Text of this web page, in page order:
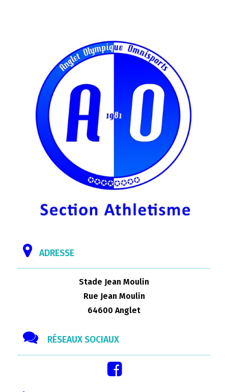
ADRESSE
Stade Jean Moulin
Rue Jean Moulin
64600 Anglet
RÉSEAUX SOCIAUX